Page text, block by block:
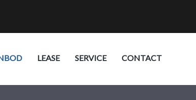
LEASE SERVICE CONTACT